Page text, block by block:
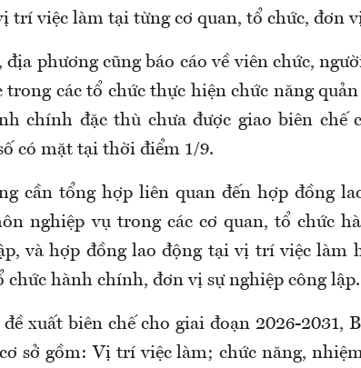
trí việc làm tại từng cơ quan, tổ chức, đơn
địa phương cũng báo cáo về viên chức,
các tổ chức thực hiện chức năng
chính đặc thù chưa được giao biên chế
có mặt tại thời điểm 1/9.
cần tổng hợp liên quan đến hợp đồng
nghiệp vụ trong các cơ quan, tổ chức
và hợp đồng lao động tại vị trí việc làm
chức hành chính, đơn vị sự nghiệp công lập.
đề xuất biên chế cho giai đoạn 2026-2031,
sở gồm: Vị trí việc làm; chức năng,